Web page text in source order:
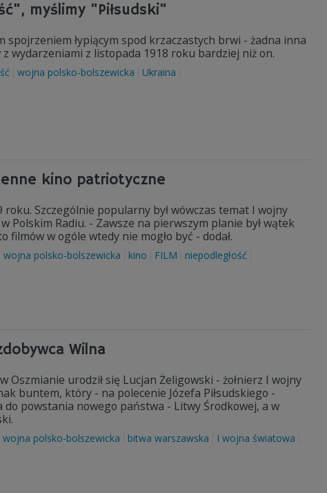
myślimy "Piłsudski"
spojrzeniem łypiącym spod krzaczastych brwi - żadna inna
wydarzeniami z listopada 1918 roku bardziej niż on.
wojna polsko-bolszewicka Ukraina
kino patriotyczne
Szczególnie popularny był wówczas temat I wojny
Polskim Radiu. - Zawsze na pierwszym planie był wątek
filmów w ogóle wtedy nie mogło być - dodał.
wojna polsko-bolszewicka kino FILM
niepodległość
Wilna
Oszmianie urodził się Lucjan Żeligowski - żołnierz I wojny
buntem, który - na polecenie Józefa Piłsudskiego -
do powstania nowego państwa - Litwy Środkowej, a w
wojna polsko-bolszewicka bitwa warszawska
I wojna światowa